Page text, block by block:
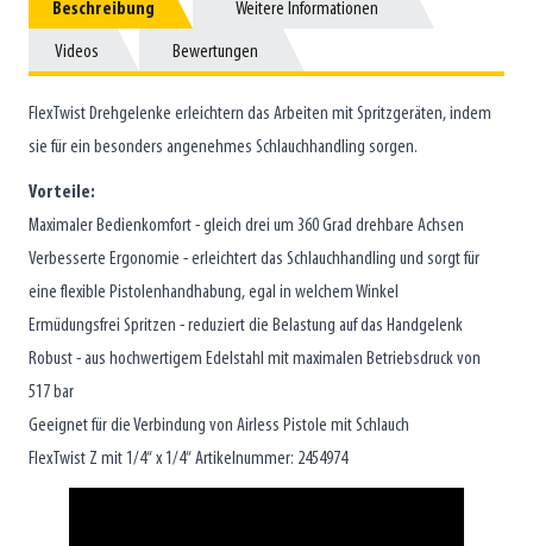
Beschreibung
Beschreibung Weitere Informationen
Weitere Informationen
Videos
Videos Bewertungen
Bewertungen
FlexTwist Drehgelenke erleichtern das Arbeiten mit Spritzgeräten, indem
sie für ein besonders angenehmes Schlauchhandling sorgen.
Vorteile:
Maximaler Bedienkomfort - gleich drei um 360 Grad drehbare Achsen
Verbesserte Ergonomie - erleichtert das Schlauchhandling und sorgt für
eine flexible Pistolenhandhabung, egal in welchem Winkel
Ermüdungsfrei Spritzen - reduziert die Belastung auf das Handgelenk
Robust - aus hochwertigem Edelstahl mit maximalen Betriebsdruck von
517 bar
Geeignet für die Verbindung von Airless Pistole mit Schlauch
FlexTwist Z mit 1/4“ x 1/4“ Artikelnummer: 2454974